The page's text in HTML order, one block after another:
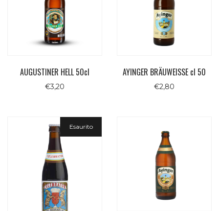
AUGUSTINER HELL 50cl
€3,20
AYINGER BRÄUWEISSE cl 50
€2,80
Esaurito